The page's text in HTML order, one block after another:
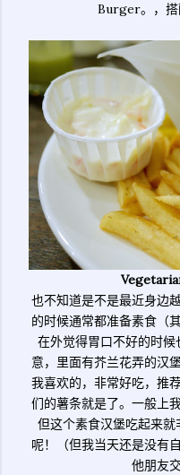
Burger。，搭
也不知道是不是最近身边
的时候通常都准备素食（
在外觉得胃口不好的时
意，里面有芥兰花弄的汉
我喜欢的，非常好吃，推
们的薯条就是了。一般上
但这个素食汉堡吃起来
呢！（但我当天还是没有
他朋友